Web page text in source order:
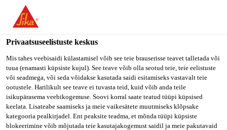
SALES MANAGER
Full-time
Privaatsuseelistuste keskus
Mis tahes veebisaidi külastamisel võib see teie brauserisse teavet talletada või
tuua (enamasti küpsiste kujul). See teave võib olla seotud teie, teie eelistuste
või seadmega, või seda võidakse kasutada saidi esitamiseks vastavalt teie
ootustele. Harilikult see teave ei tuvasta teid, kuid võib anda teile
isikupärasema veebikogemuse. Soovi korral saate teatud tüüpi küpsised
keelata. Lisateabe saamiseks ja meie vaikesätete muutmiseks klõpsake
kategooria pealkirjadel. Ent peaksite teadma, et mõnda tüüpi küpsiste
blokeerimine võib mõjutada teie kasutajakogemust saidil ja meie pakutavaid